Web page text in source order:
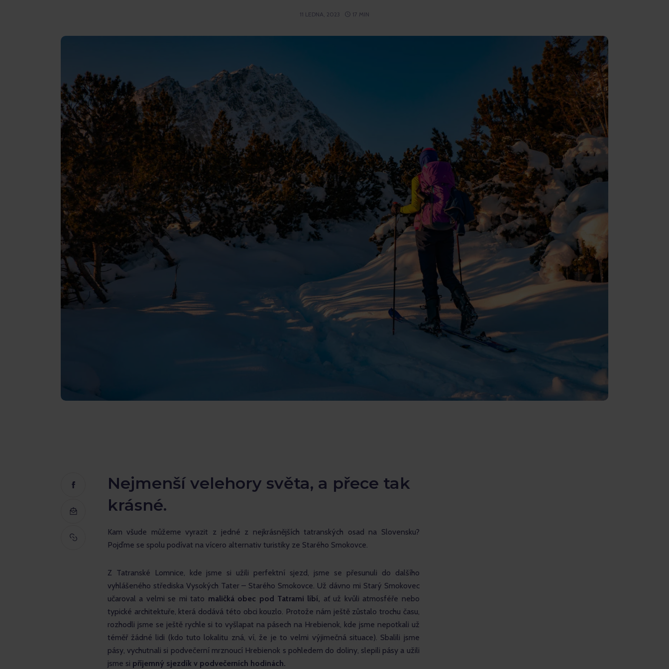
Gopass Reality
11 LEDNA, 2023 17 MIN
Nejmenší velehory světa, a přece tak
krásné.
Kam všude můžeme vyrazit z jedné z nejkrásnějších tatranských osad na Slovensku?
Pojďme se spolu podívat na vícero alternativ turistiky ze Starého Smokovce.
Z Tatranské Lomnice, kde jsme si užili perfektní sjezd, jsme se přesunuli do dalšího
vyhlášeného střediska Vysokých Tater – Starého Smokovce. Už dávno mi Starý Smokovec
učaroval a velmi se mi tato maličká obec pod Tatrami líbí, ať už kvůli atmosféře nebo
typické architektuře, která dodává této obci kouzlo. Protože nám ještě zůstalo trochu času,
rozhodli jsme se ještě rychle si to vyšlapat na pásech na Hrebienok, kde jsme nepotkali už
téměř žádné lidi (kdo tuto lokalitu zná, ví, že je to velmi výjimečná situace). Sbalili jsme
pásy, vychutnali si podvečerní mrznoucí Hrebienok s pohledem do doliny, slepili pásy a užili
jsme si příjemný sjezdík v podvečerních hodinách.